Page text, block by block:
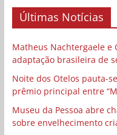
Últimas Notícias
Matheus Nachtergaele e
adaptação brasileira de
Noite dos Otelos pauta-
prêmio principal entre
Museu da Pessoa abre
sobre envelhecimento